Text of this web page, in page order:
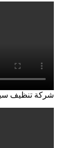
شركة تنظيف